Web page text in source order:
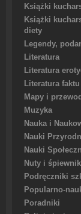
Książki
Książki
diety
Legendy,
Literatura
Literatura
Literatura faktu
Mapy i
Muzyka
Nauka i
Nauki
Nauki
Nuty i
Podręczniki
Popularno-
Poradniki